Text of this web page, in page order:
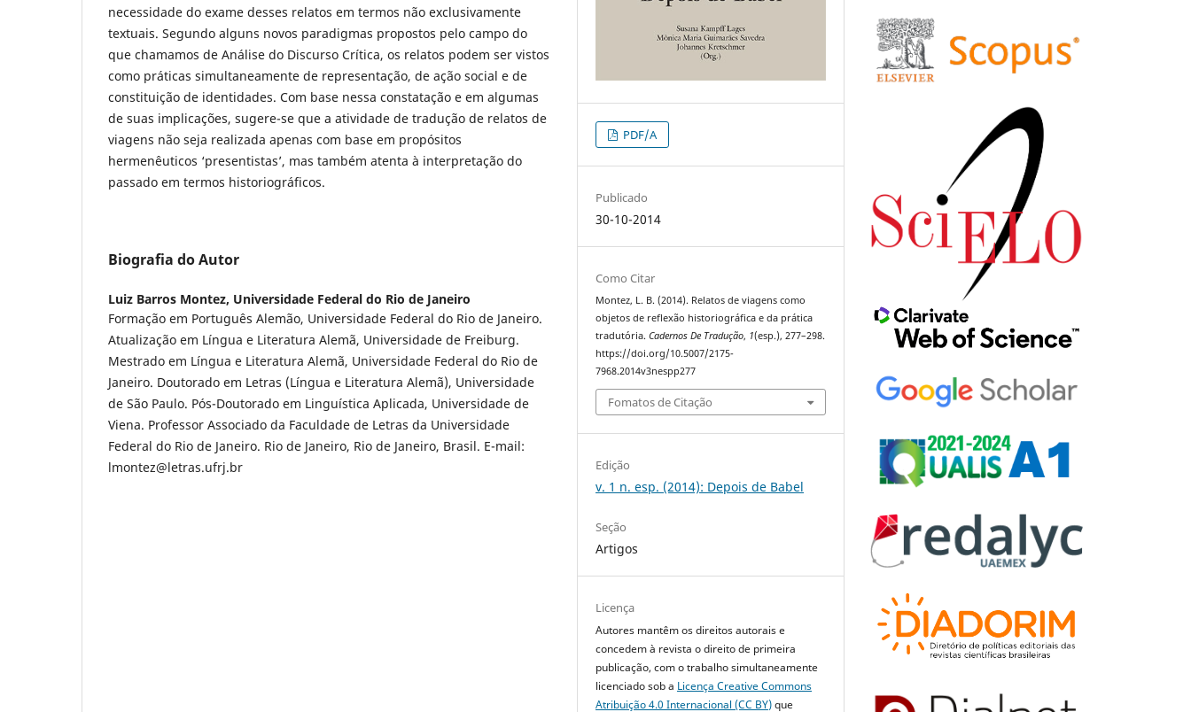
necessidade do exame desses relatos em termos não exclusivamente
textuais. Segundo alguns novos paradigmas propostos pelo campo do
que chamamos de Análise do Discurso Crítica, os relatos podem ser vistos
como práticas simultaneamente de representação, de ação social e de
constituição de identidades. Com base nessa constatação e em algumas
de suas implicações, sugere-se que a atividade de tradução de relatos de
viagens não seja realizada apenas com base em propósitos
hermenêuticos ‘presentistas’, mas também atenta à interpretação do
passado em termos historiográficos.
Biografia do Autor
Luiz Barros Montez, Universidade Federal do Rio de Janeiro
Formação em Português Alemão, Universidade Federal do Rio de Janeiro.
Atualização em Língua e Literatura Alemã, Universidade de Freiburg.
Mestrado em Língua e Literatura Alemã, Universidade Federal do Rio de
Janeiro. Doutorado em Letras (Língua e Literatura Alemã), Universidade
de São Paulo. Pós-Doutorado em Linguística Aplicada, Universidade de
Viena. Professor Associado da Faculdade de Letras da Universidade
Federal do Rio de Janeiro. Rio de Janeiro, Rio de Janeiro, Brasil. E-mail:
lmontez@letras.ufrj.br
PDF/A
Publicado
30-10-2014
Como Citar
Montez, L. B. (2014). Relatos de viagens como
objetos de reflexão historiográfica e da prática
tradutória.Cadernos De Tradução, 1(esp.), 277–298.
https://doi.org/10.5007/2175-
7968.2014v3nespp277
Fomatos de Citação
Edição
v. 1 n. esp. (2014): Depois de Babel
Seção
Artigos
Licença
Autores mantêm os direitos autorais e
concedem à revista o direito de primeira
publicação, com o trabalho simultaneamente
licenciado sob a Licença Creative Commons
Atribuição 4.0 Internacional (CC BY)que